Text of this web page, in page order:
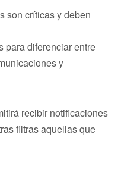
son críticas y deben
para diferenciar entre
y
recibir notificaciones
filtras aquellas que